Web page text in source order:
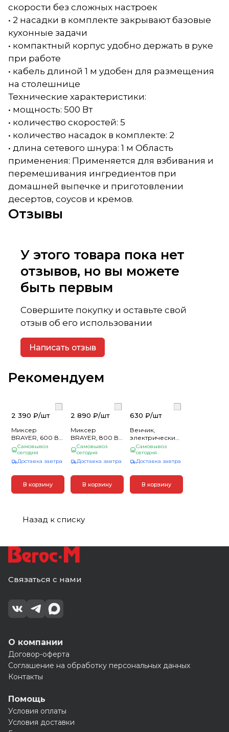
скорости без сложных настроек
• 2 насадки в комплекте закрывают базовые
кухонные задачи
• компактный корпус удобно держать в руке
при работе
• кабель длиной 1 м удобен для размещения
на столешнице
Технические характеристики:
• мощность: 500 Вт
• количество скоростей: 5
• количество насадок в комплекте: 2
• длина сетевого шнура: 1 м Область
применения: Применяется для взбивания и
перемешивания ингредиентов при
домашней выпечке и приготовлении
десертов, соусов и кремов.
Отзывы
У этого товара пока нет
отзывов, но вы можете
быть первым
Совершите покупку и оставьте свой
отзыв об его использовании
Написать отзыв
Рекомендуем
2 390 ₽/шт
Миксер
BRAYER, 600 Вт,
5 скор.реж,
турбо,насад.
венчики, насад
Самовывоз
сегодня
Доставка завтра
В корзину
2 890 ₽/шт
Миксер
BRAYER, 800 Вт,
5 скор.реж,
турбо,насад.
венчики, насад
Самовывоз
сегодня
Доставка завтра
В корзину
630 ₽/шт
Венчик,
электрический
миксер-
мини(_1_)
Самовывоз
сегодня
Доставка завтра
В корзину
Назад к списку
Связаться с нами
О компании
Договор-оферта
Соглашение на обработку персональных данных
Контакты
Помощь
Условия оплаты
Условия доставки